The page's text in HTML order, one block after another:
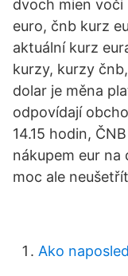
dvoch mien voči
euro, čnb kurz
aktuální kurz
kurzy, kurzy
dolar je měna
odpovídají
14.15 hodin,
nákupem eur na
moc ale
Ako